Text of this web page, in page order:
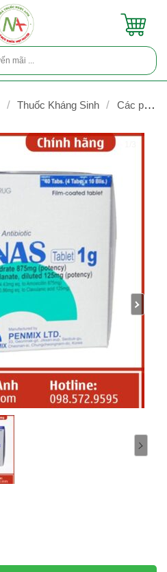
/ Thuốc Kháng Sinh /
Các phối